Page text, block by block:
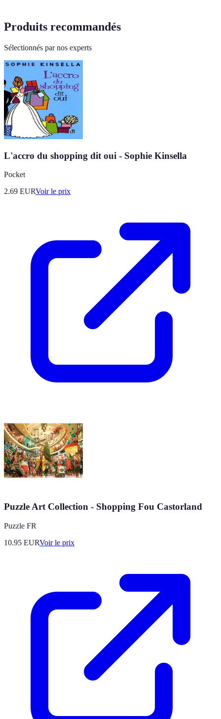
Produits recommandés
Sélectionnés par nos experts
L'accro du shopping dit oui - Sophie Kinsella
Pocket
2.69 EURVoir le prix
Puzzle Art Collection - Shopping Fou Castorland
Puzzle FR
10.95 EURVoir le prix